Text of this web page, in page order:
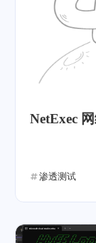
NetExec
渗透测试